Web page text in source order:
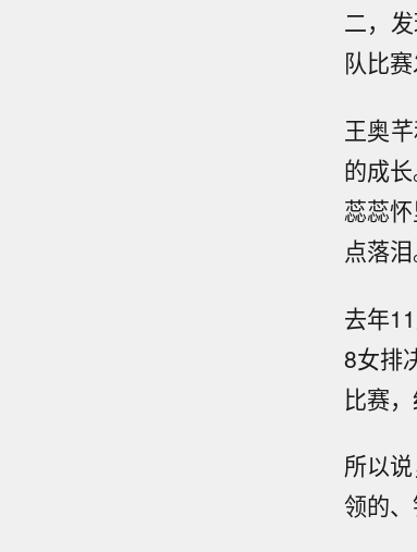
二，
队比
王奥
的成
蕊蕊
点落
去年
8女排
比赛
所以
领的、